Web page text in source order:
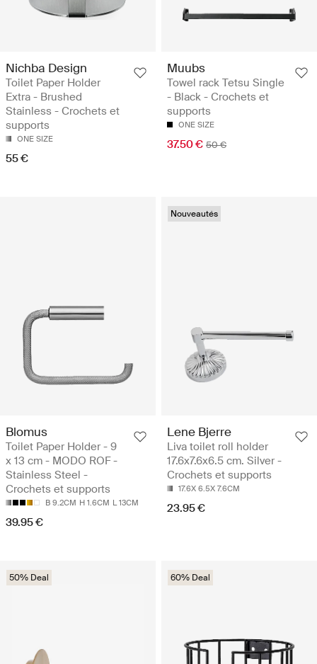
Nichba Design
Toilet Paper Holder
Extra - Brushed
Stainless - Crochets et
supports
ONE SIZE
55 €
Muubs
Towel rack Tetsu Single
- Black - Crochets et
supports
ONE SIZE
37.50 € 50 €
Blomus
Toilet Paper Holder - 9
x 13 cm - MODO ROF -
Stainless Steel -
Crochets et supports
B 9.2CM H 1.6CM L 13CM
39.95 €
Nouveautés
Lene Bjerre
Liva toilet roll holder
17.6x7.6x6.5 cm. Silver -
Crochets et supports
17.6X 6.5X 7.6CM
23.95 €
50% Deal 60% Deal